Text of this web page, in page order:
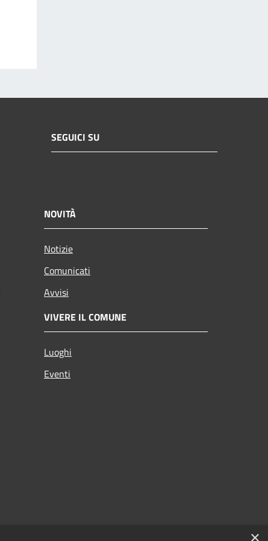
SEGUICI SU
NOVITÀ
Notizie
Comunicati
Avvisi
VIVERE IL COMUNE
Luoghi
Eventi